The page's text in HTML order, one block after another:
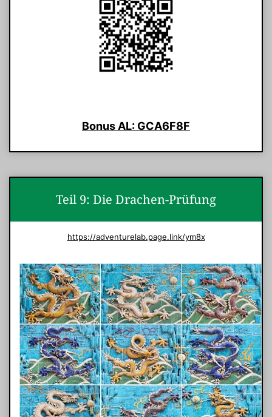
Bonus AL: GCA6F8F
Teil 9: Die Drachen-Prüfung
https://adventurelab.page.link/ym8x